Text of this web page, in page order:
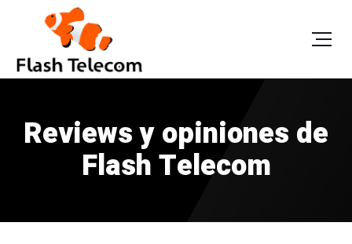
Reviews y opiniones de
Flash Telecom